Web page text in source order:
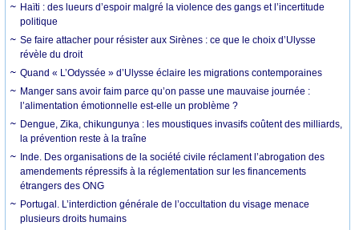
Haïti : des lueurs d’espoir malgré la violence des gangs et l’incertitude
politique
Se faire attacher pour résister aux Sirènes : ce que le choix d’Ulysse
révèle du droit
Quand « L’Odyssée » d’Ulysse éclaire les migrations contemporaines
Manger sans avoir faim parce qu’on passe une mauvaise journée :
l’alimentation émotionnelle est-elle un problème ?
Dengue, Zika, chikungunya : les moustiques invasifs coûtent des milliards,
la prévention reste à la traîne
Inde. Des organisations de la société civile réclament l’abrogation des
amendements répressifs à la réglementation sur les financements
étrangers des ONG
Portugal. L’interdiction générale de l’occultation du visage menace
plusieurs droits humains